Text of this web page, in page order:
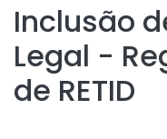
Inclusão
Legal -
de RETID